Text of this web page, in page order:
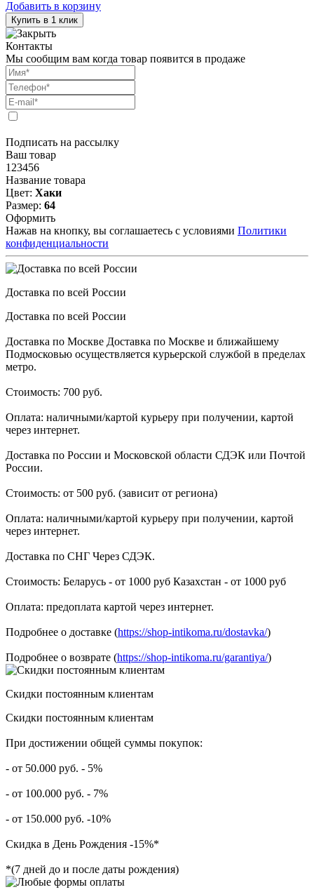
Добавить в корзину
Купить в 1 клик
Контакты
Мы сообщим вам когда товар появится в продаже
Подписать на рассылку
Ваш товар
123456
Название товара
Цвет: Хаки
Размер: 64
Оформить
Нажав на кнопку, вы соглашаетесь с условиями Политики
конфиденциальности
Доставка по всей России
Доставка по всей России
Доставка по Москве Доставка по Москве и ближайшему
Подмосковью осуществляется курьерской службой в пределах
метро.
Стоимость: 700 руб.
Оплата: наличными/картой курьеру при получении, картой
через интернет.
Доставка по России и Московской области СДЭК или Почтой
России.
Стоимость: от 500 руб. (зависит от региона)
Оплата: наличными/картой курьеру при получении, картой
через интернет.
Доставка по СНГ Через СДЭК.
Стоимость: Беларусь - от 1000 руб Казахстан - от 1000 руб
Оплата: предоплата картой через интернет.
Подробнее о доставке (https://shop-intikoma.ru/dostavka/)
Подробнее о возврате (https://shop-intikoma.ru/garantiya/)
Скидки постоянным клиентам
Скидки постоянным клиентам
При достижении общей суммы покупок:
- от 50.000 руб. - 5%
- от 100.000 руб. - 7%
- от 150.000 руб. -10%
Скидка в День Рождения -15%*
*(7 дней до и после даты рождения)